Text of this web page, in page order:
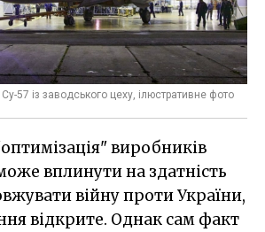
57 із заводського цеху, ілюстративне фото
виробників
вплинути на здатність
війну проти України,
відкрите. Однак сам факт